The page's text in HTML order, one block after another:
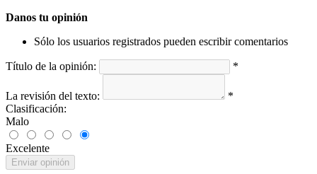
Danos tu opinión
Sólo los usuarios registrados pueden escribir comentarios
Título de la opinión: *
La revisión del texto:
*
Clasificación:
Malo
Excelente
Enviar opinión